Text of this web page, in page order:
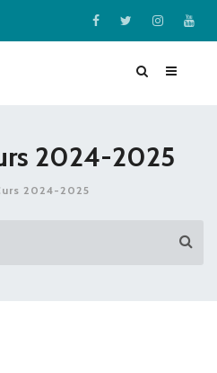
2024-2025
2024-2025